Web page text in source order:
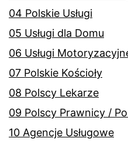
04 Polskie Usługi
05 Usługi dla Domu
06 Usługi
07 Polskie Kościoły
08 Polscy Lekarze
09 Polscy Prawnicy /
10 Agencje Usługowe